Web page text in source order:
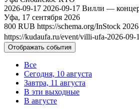
2026-09-17 2026-09-17 Вилли —
Уфа, 17 сентября 2026
800 RUB https://schema.org/InStock
https://kudaufa.ru/event/villi-ufa-2026-09-
Отображать события
Все
Сегодня, 10 августа
Завтра, 11 августа
В эти выходные
В августе